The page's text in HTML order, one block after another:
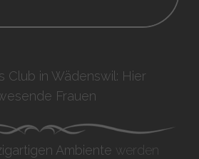
Club in Wädenswil: Hier
Frauen
Ambiente werden